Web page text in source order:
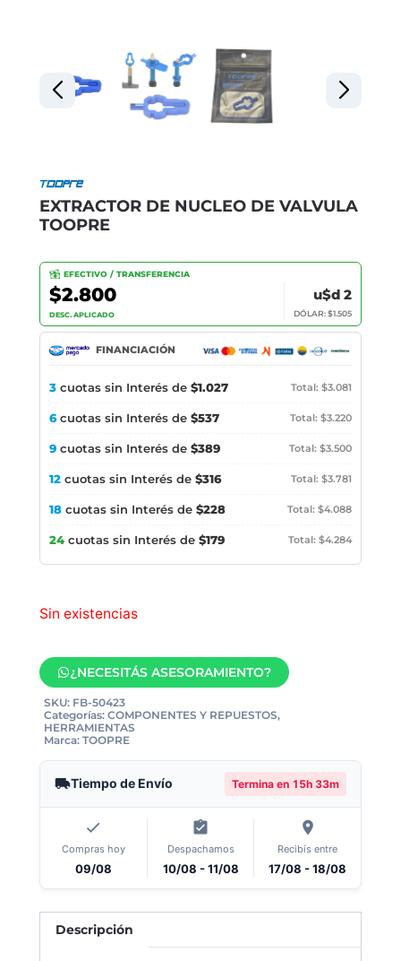
EXTRACTOR DE NUCLEO DE VALVULA
TOOPRE
EFECTIVO / TRANSFERENCIA
$2.800
DESC. APLICADO
u$d 2
DÓLAR: $1.505
FINANCIACIÓN
3 cuotas sin Interés de $1.027 Total: $3.081
6cuotas sin Interés de $537 Total: $3.220
9 cuotas sin Interés de $389 Total: $3.500
12 cuotas sin Interés de $316 Total: $3.781
18 cuotas sin Interés de $228 Total: $4.088
24 cuotas sin Interés de $179 Total: $4.284
Sin existencias
¿NECESITÁS ASESORAMIENTO?
SKU: FB-50423
Categorías: COMPONENTES Y REPUESTOS,
HERRAMIENTAS
Marca: TOOPRE
Tiempo de Envío Termina en 15h 33m
Compras hoy
09/08
Despachamos
10/08 - 11/08
Recibís entre
17/08 - 18/08
Descripción